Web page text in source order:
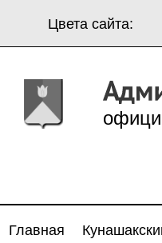
Цвета сайта:
Главная